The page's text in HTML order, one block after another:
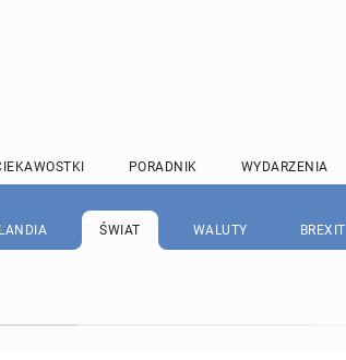
PORADNIK WYDARZENIA
ŚWIAT WALUTY BREXIT